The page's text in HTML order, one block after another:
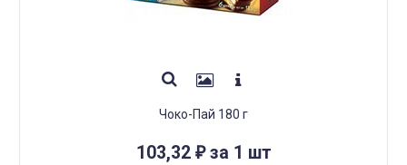
Чоко-Пай 180 г
103,32 ₽за 1 шт